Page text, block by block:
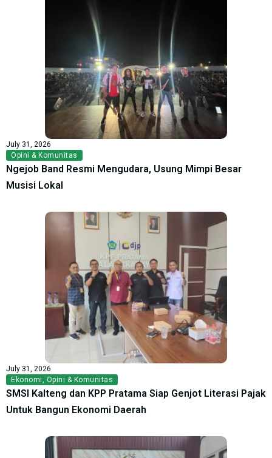
July 31, 2026
Opini & Komunitas
Ngejob Band Resmi Mengudara, Usung Mimpi Besar
Musisi Lokal
July 31, 2026
Ekonomi, Opini & Komunitas
SMSI Kalteng dan KPP Pratama Siap Genjot Literasi Pajak
Untuk Bangun Ekonomi Daerah